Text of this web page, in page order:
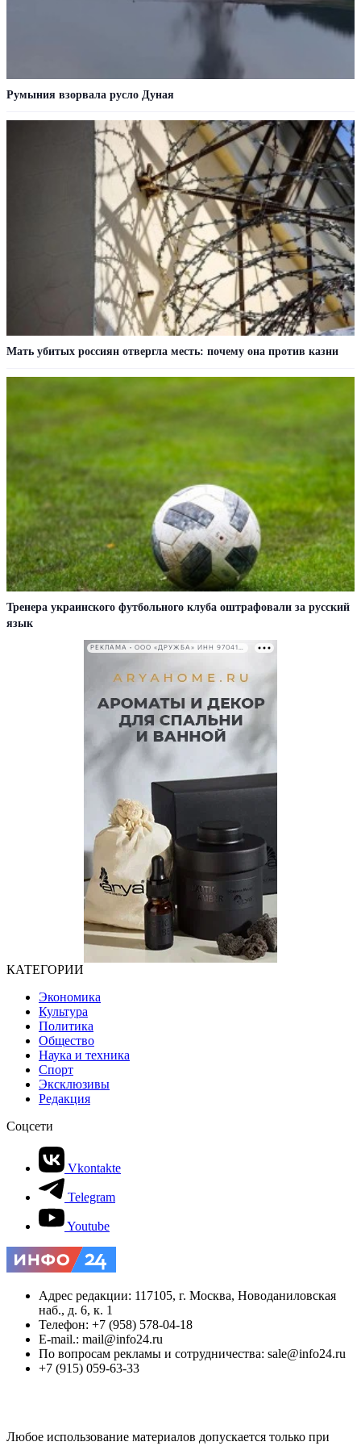
Румыния взорвала русло Дуная
Мать убитых россиян отвергла месть: почему она против казни
Тренера украинского футбольного клуба оштрафовали за русский
язык
РЕКЛАМА • ООО «ДРУЖБА» ИНН 9704146411
КАТЕГОРИИ
Экономика
Культура
Политика
Общество
Наука и техника
Спорт
Эксклюзивы
Редакция
Соцсети
Vkontakte
Telegram
Youtube
Адрес редакции: 117105, г. Москва, Новоданиловская
наб., д. 6, к. 1
Телефон: +7 (958) 578-04-18
E-mail.: mail@info24.ru
По вопросам рекламы и сотрудничества: sale@info24.ru
+7 (915) 059-63-33
Любое использование материалов допускается только при